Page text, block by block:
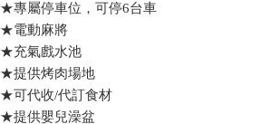
★專屬停車位，可停6台車
★電動麻將
★充氣戲水池
★提供烤肉場地
★可代收/代訂食材​
★提供嬰兒澡盆